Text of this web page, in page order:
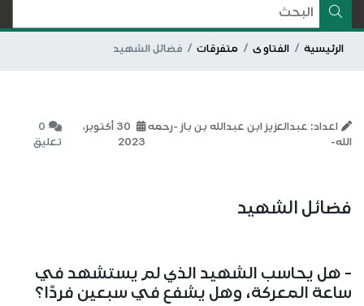
الرئيسية الفتاوى متفرقات فضائل الشهيد
اعداد: عبدالعزيز ابن عبدالله بن باز -رحمه
الله-
30 أكتوبر،
2023
0
تعليق
فضائل الشهيد
- هل يحاسب الشهيد الذي لم يستشهد في
ساعة المعركة، وهل يشفع في سبعين فردًا؟